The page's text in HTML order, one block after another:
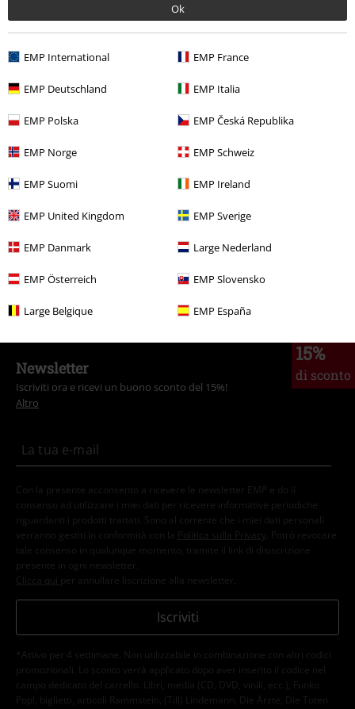
Ok
EMP International EMP France
EMP Deutschland EMP Italia
EMP Polska EMP Česká Republika
EMP Norge EMP Schweiz
EMP Suomi EMP Ireland
EMP United Kingdom EMP Sverige
EMP Danmark Large Nederland
EMP Österreich EMP Slovensko
Large Belgique EMP España
Marchi di abbigliamento
Abbigliamento
Abbigliamento & accessori Scarpe & Calzini
Stile Abbigliamento nero Scarpe nere
Stile Streetwear Streetwear donna
15%
di sconto
Newsletter
Iscriviti ora e ricevi un buono sconto del 15%!
Altro
Con la presente acconsento a ricevere le newsletter EMP e do il
consenso ad utilizzare i miei dati per ricevere informative periodiche
riguardanti i prodotti trattati. Sono al corrente che i miei dati personali
verranno gestiti in conformità con la
Politica sulla Privacy
. Potrò revocare
tale consenso in qualunque momento, tramite il link di disiscrizione
presente in ogni newsletter.
Clicca qui per annullare liscrizione alla newsletter.
Iscriviti
*Attivo per 4 settimane. Non utilizzabile in combinazione con altri codici
promozionali. Lo sconto verrà applicato dopo aver inserito il codice nel
campo dedicato del carrello. Libri, media (CD, DVD, vinili, ecc.), Funko
Pop!, biglietti, articoli Rammstein, (Till) Lindemann, Die Ärzte, Die Toten